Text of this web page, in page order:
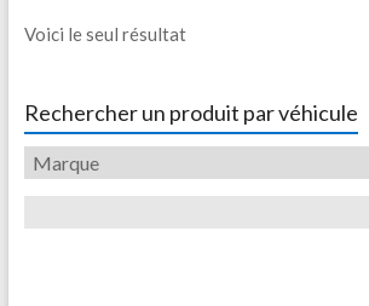
Voici le seul résultat
Rechercher un produit par véhicule